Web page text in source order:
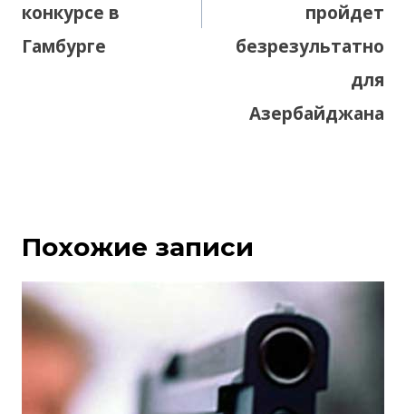
конкурсе в
Гамбурге
пройдет
безрезультатно
для
Азербайджана
Похожие записи